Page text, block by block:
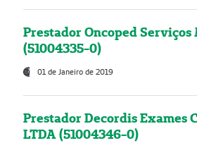
Prestador Oncoped Serviços
(51004335-0)
01 de Janeiro de 2019
Prestador Decordis Exames
LTDA (51004346-0)